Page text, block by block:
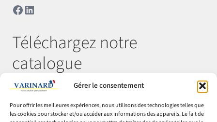
Gérer le consentement
Pour offrir les meilleures expériences, nous utilisons des technologies telles que
les cookies pour stocker et/ou accéder aux informations des appareils. Le fait de
Facebook
LinkedIn
Téléchargez notre
catalogue